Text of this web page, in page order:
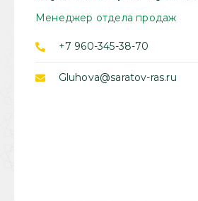
Менеджер отдела продаж
+7 960-345-38-70
Gluhova@saratov-ras.ru